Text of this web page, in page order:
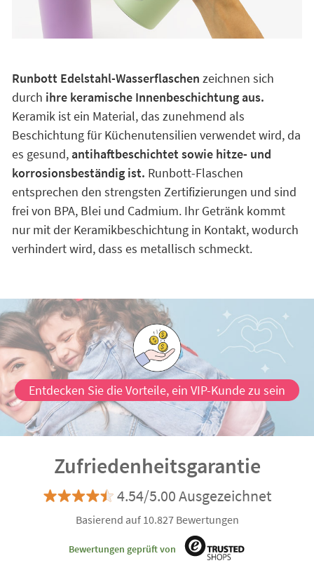
Runbott Edelstahl-Wasserflaschen zeichnen sich
durch ihre keramische Innenbeschichtung aus.
Keramik ist ein Material, das zunehmend als
Beschichtung für Küchenutensilien verwendet wird, da
es gesund,antihaftbeschichtet sowie hitze- und
korrosionsbeständig ist. Runbott-Flaschen
entsprechen den strengsten Zertifizierungen und sind
frei von BPA, Blei und Cadmium. Ihr Getränk kommt
nur mit der Keramikbeschichtung in Kontakt, wodurch
verhindert wird, dass es metallisch schmeckt.
Entdecken Sie die Vorteile, ein VIP-Kunde zu sein
Zufriedenheitsgarantie
4.54/5.00 Ausgezeichnet
Basierend auf 10.827 Bewertungen
Bewertungen geprüft von